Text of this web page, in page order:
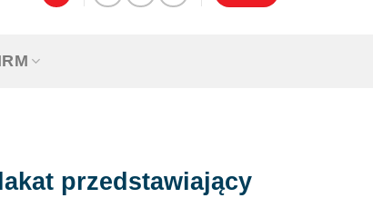
przedstawiający